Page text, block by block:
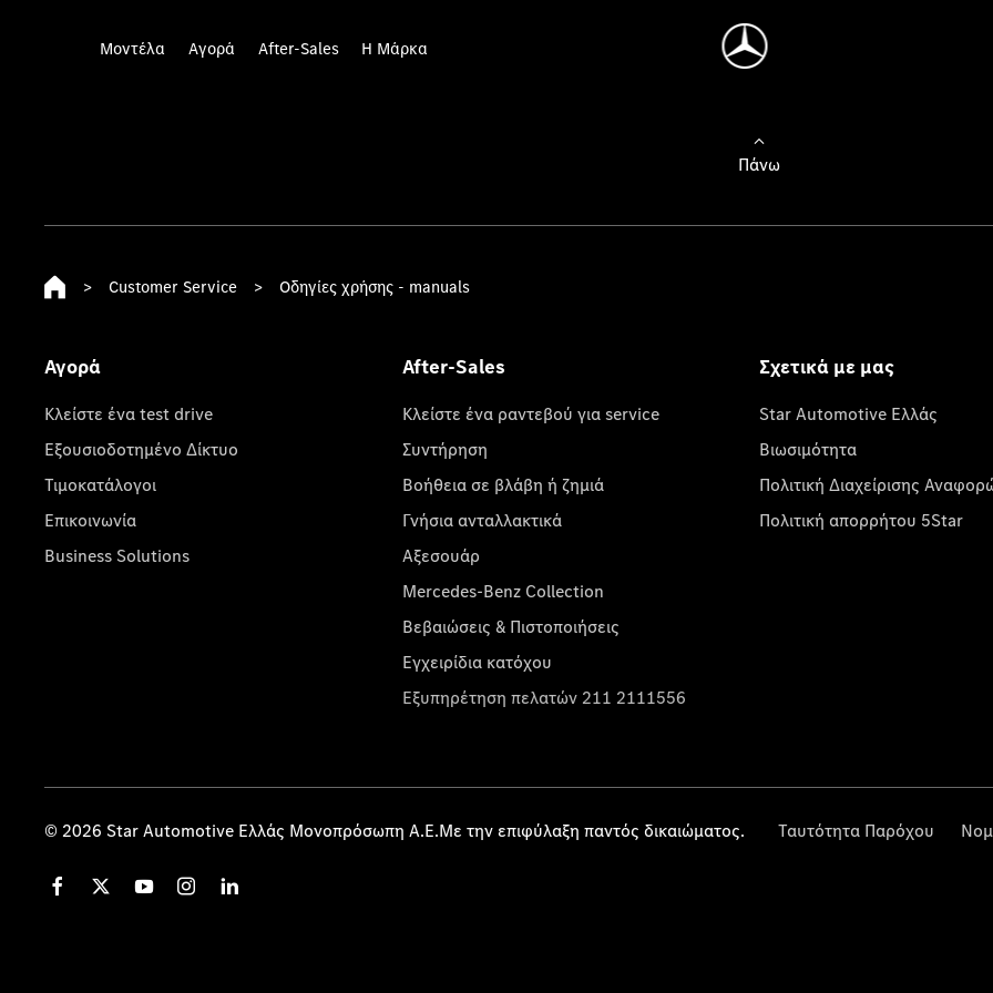
Μοντέλα Αγορά After-Sales Η Μάρκα
Πάνω
> Customer Service > Οδηγίες χρήσης - manuals
Αγορά
Κλείστε ένα test drive
Εξουσιοδοτημένο Δίκτυο
Τιμοκατάλογοι
Επικοινωνία
Business Solutions
After-Sales
Κλείστε ένα ραντεβού για service
Συντήρηση
Βοήθεια σε βλάβη ή ζημιά
Γνήσια ανταλλακτικά
Αξεσουάρ
Mercedes-Benz Collection
Βεβαιώσεις & Πιστοποιήσεις
Εγχειρίδια κατόχου
Εξυπηρέτηση πελατών 211 2111556
Σχετικά με μας
Star Automotive Ελλάς
Βιωσιμότητα
Πολιτική Διαχείρισης
Πολιτική απορρήτου 5Star
© 2026 Star Automotive Ελλάς Μονοπρόσωπη Α.Ε.Με την επιφύλαξη παντός δικαιώματος. Ταυτότητα Παρόχου